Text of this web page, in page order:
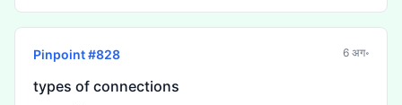
Pinpoint #828 6 अग॰
types of connections